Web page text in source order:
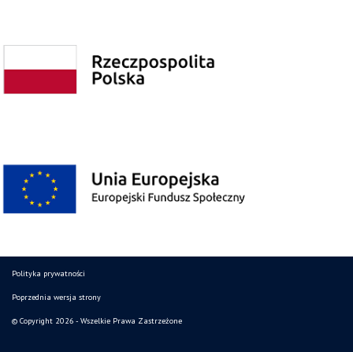
Polityka prywatności
Poprzednia wersja strony
© Copyright 2026 - Wszelkie Prawa Zastrzeżone